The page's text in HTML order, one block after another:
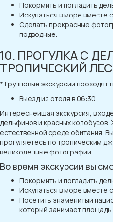
Покормить и погладить
Искупаться в море вместе
Сделать прекрасные
подводные.
10. ПРОГУЛКА С
ТРОПИЧЕСКИЙ
* Групповые экскурсии проходят
Выезд из отеля в 06:30
Интереснейшая экскурсия, в
дельфинов и красных колобусов.
естественной среде обитания.
прогуляетесь по тропическим
великолепные фотографии.
Во время экскурсии вы
Покормить и погладить
Искупаться в море вместе
Посетить знаменитый
который занимает площадь